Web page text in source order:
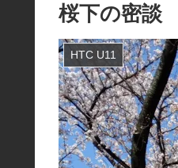
桜下の密談
HTC U11